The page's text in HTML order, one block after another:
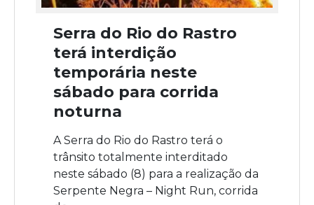
Serra do Rio do Rastro
terá interdição
temporária neste
sábado para corrida
noturna
A Serra do Rio do Rastro terá o
trânsito totalmente interditado
neste sábado (8) para a realização da
Serpente Negra – Night Run, corrida